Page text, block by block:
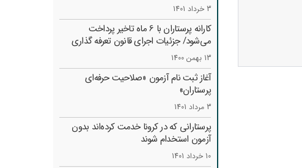
3 خرداد 1401
کارانه‌ پرستاران با 6 ماه تاخیر پرداخت
می‌شود/ جزئیات اجرای قانون تعرفه گذاری
13 بهمن 1400
آغاز ثبت نام آزمون «صلاحیت حرفه‌ای
پرستاران»
3 مرداد 1401
پرستارانی که در کرونا خدمت کرد‌ه‌اند بدون
آزمون استخدام شوند
10 خرداد 1401